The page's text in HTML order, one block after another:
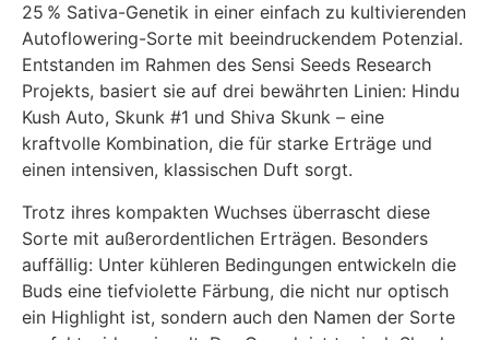
25 % Sativa-Genetik in einer einfach zu kultivierenden
Autoflowering-Sorte mit beeindruckendem Potenzial.
Entstanden im Rahmen des Sensi Seeds Research
Projekts, basiert sie auf drei bewährten Linien: Hindu
Kush Auto, Skunk #1 und Shiva Skunk – eine
kraftvolle Kombination, die für starke Erträge und
einen intensiven, klassischen Duft sorgt.
Trotz ihres kompakten Wuchses überrascht diese
Sorte mit außerordentlichen Erträgen. Besonders
auffällig: Unter kühleren Bedingungen entwickeln die
Buds eine tiefviolette Färbung, die nicht nur optisch
ein Highlight ist, sondern auch den Namen der Sorte